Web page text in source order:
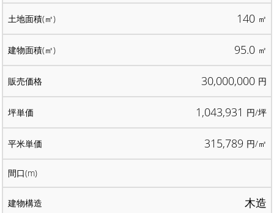
140 ㎡
95.0 ㎡
30,000,000 円
1,043,931 円/坪
315,789 円/㎡
木造